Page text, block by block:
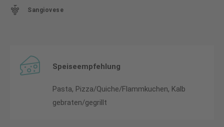
Sangiovese
Speiseempfehlung
Pasta, Pizza/Quiche/Flammkuchen, Kalb
gebraten/gegrillt